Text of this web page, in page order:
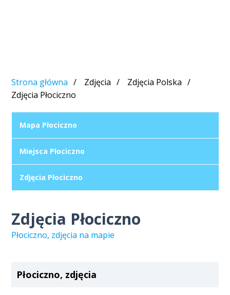
Strona główna Zdjęcia
Zdjęcia Polska
Zdjęcia Płociczno
Mapa Płociczno
Miejsca Płociczno
Zdjęcia Płociczno
Zdjęcia Płociczno
Płociczno, zdjęcia na mapie
Płociczno, zdjęcia